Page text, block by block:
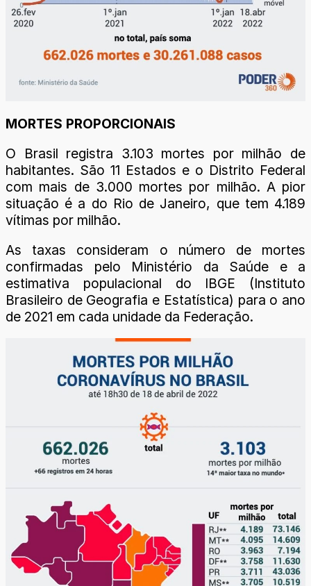
MORTES PROPORCIONAIS
O Brasil registra 3.103 mortes por milhão de
habitantes. São 11 Estados e o Distrito Federal
com mais de 3.000 mortes por milhão. A pior
situação é a do Rio de Janeiro, que tem 4.189
vítimas por milhão.
As taxas consideram o número de mortes
confirmadas pelo Ministério da Saúde e a
estimativa populacional do IBGE (Instituto
Brasileiro de Geografia e Estatística) para o ano
de 2021 em cada unidade da Federação.